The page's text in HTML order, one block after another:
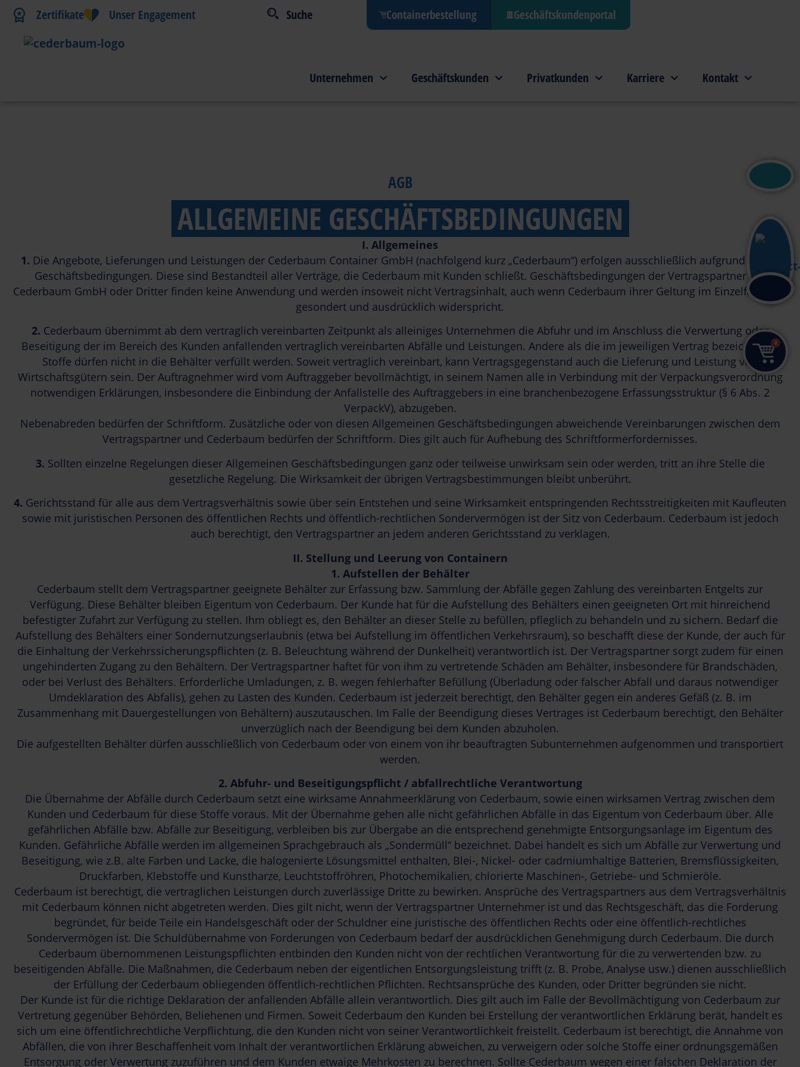
Zertifikate Unser Engagement Containerbestellung Geschäftskundenportal
Unternehmen Geschäftskunden Privatkunden Karriere Kontakt
0
AGB
ALLGEMEINE GESCHÄFTSBEDINGUNGEN
I. Allgemeines
1. Die Angebote, Lieferungen und Leistungen der Cederbaum Container GmbH (nachfolgend kurz „Cederbaum“) erfolgen ausschließlich aufgrund dieser
Geschäftsbedingungen. Diese sind Bestandteil aller Verträge, die Cederbaum mit Kunden schließt. Geschäftsbedingungen der Vertragspartner der
Cederbaum GmbH oder Dritter finden keine Anwendung und werden insoweit nicht Vertragsinhalt, auch wenn Cederbaum ihrer Geltung im Einzelfall nicht
gesondert und ausdrücklich widerspricht.
2. Cederbaum übernimmt ab dem vertraglich vereinbarten Zeitpunkt als alleiniges Unternehmen die Abfuhr und im Anschluss die Verwertung oder
Beseitigung der im Bereich des Kunden anfallenden vertraglich vereinbarten Abfälle und Leistungen. Andere als die im jeweiligen Vertrag bezeichneten
Stoffe dürfen nicht in die Behälter verfüllt werden. Soweit vertraglich vereinbart, kann Vertragsgegenstand auch die Lieferung und Leistung von
Wirtschaftsgütern sein. Der Auftragnehmer wird vom Auftraggeber bevollmächtigt, in seinem Namen alle in Verbindung mit der Verpackungsverordnung
notwendigen Erklärungen, insbesondere die Einbindung der Anfallstelle des Auftraggebers in eine branchenbezogene Erfassungsstruktur (§ 6 Abs. 2
VerpackV), abzugeben.
Nebenabreden bedürfen der Schriftform. Zusätzliche oder von diesen Allgemeinen Geschäftsbedingungen abweichende Vereinbarungen zwischen dem
Vertragspartner und Cederbaum bedürfen der Schriftform. Dies gilt auch für Aufhebung des Schriftformerfordernisses.
3. Sollten einzelne Regelungen dieser Allgemeinen Geschäftsbedingungen ganz oder teilweise unwirksam sein oder werden, tritt an ihre Stelle die
gesetzliche Regelung. Die Wirksamkeit der übrigen Vertragsbestimmungen bleibt unberührt.
4. Gerichtsstand für alle aus dem Vertragsverhältnis sowie über sein Entstehen und seine Wirksamkeit entspringenden Rechtsstreitigkeiten mit Kaufleuten
sowie mit juristischen Personen des öffentlichen Rechts und öffentlich-rechtlichen Sondervermögen ist der Sitz von Cederbaum. Cederbaum ist jedoch
auch berechtigt, den Vertragspartner an jedem anderen Gerichtsstand zu verklagen.
II. Stellung und Leerung von Containern
1. Aufstellen der Behälter
Cederbaum stellt dem Vertragspartner geeignete Behälter zur Erfassung bzw. Sammlung der Abfälle gegen Zahlung des vereinbarten Entgelts zur
Verfügung. Diese Behälter bleiben Eigentum von Cederbaum. Der Kunde hat für die Aufstellung des Behälters einen geeigneten Ort mit hinreichend
befestigter Zufahrt zur Verfügung zu stellen. Ihm obliegt es, den Behälter an dieser Stelle zu befüllen, pfleglich zu behandeln und zu sichern. Bedarf die
Aufstellung des Behälters einer Sondernutzungserlaubnis (etwa bei Aufstellung im öffentlichen Verkehrsraum), so beschafft diese der Kunde, der auch für
die Einhaltung der Verkehrssicherungspflichten (z. B. Beleuchtung während der Dunkelheit) verantwortlich ist. Der Vertragspartner sorgt zudem für einen
ungehinderten Zugang zu den Behältern. Der Vertragspartner haftet für von ihm zu vertretende Schäden am Behälter, insbesondere für Brandschäden,
oder bei Verlust des Behälters. Erforderliche Umladungen, z. B. wegen fehlerhafter Befüllung (Überladung oder falscher Abfall und daraus notwendiger
Umdeklaration des Abfalls), gehen zu Lasten des Kunden. Cederbaum ist jederzeit berechtigt, den Behälter gegen ein anderes Gefäß (z. B. im
Zusammenhang mit Dauergestellungen von Behältern) auszutauschen. Im Falle der Beendigung dieses Vertrages ist Cederbaum berechtigt, den Behälter
unverzüglich nach der Beendigung bei dem Kunden abzuholen.
Die aufgestellten Behälter dürfen ausschließlich von Cederbaum oder von einem von ihr beauftragten Subunternehmen aufgenommen und transportiert
werden.
2. Abfuhr- und Beseitigungspflicht / abfallrechtliche Verantwortung
Die Übernahme der Abfälle durch Cederbaum setzt eine wirksame Annahmeerklärung von Cederbaum, sowie einen wirksamen Vertrag zwischen dem
Kunden und Cederbaum für diese Stoffe voraus. Mit der Übernahme gehen alle nicht gefährlichen Abfälle in das Eigentum von Cederbaum über. Alle
gefährlichen Abfälle bzw. Abfälle zur Beseitigung, verbleiben bis zur Übergabe an die entsprechend genehmigte Entsorgungsanlage im Eigentum des
Kunden. Gefährliche Abfälle werden im allgemeinen Sprachgebrauch als „Sondermüll“ bezeichnet. Dabei handelt es sich um Abfälle zur Verwertung und
Beseitigung, wie z.B. alte Farben und Lacke, die halogenierte Lösungsmittel enthalten, Blei-, Nickel- oder cadmiumhaltige Batterien, Bremsflüssigkeiten,
Druckfarben, Klebstoffe und Kunstharze, Leuchtstoffröhren, Photochemikalien, chlorierte Maschinen-, Getriebe- und Schmieröle.
Cederbaum ist berechtigt, die vertraglichen Leistungen durch zuverlässige Dritte zu bewirken. Ansprüche des Vertragspartners aus dem Vertragsverhältnis
mit Cederbaum können nicht abgetreten werden. Dies gilt nicht, wenn der Vertragspartner Unternehmer ist und das Rechtsgeschäft, das die Forderung
begründet, für beide Teile ein Handelsgeschäft oder der Schuldner eine juristische des öffentlichen Rechts oder eine öffentlich-rechtliches
Sondervermögen ist. Die Schuldübernahme von Forderungen von Cederbaum bedarf der ausdrücklichen Genehmigung durch Cederbaum. Die durch
Cederbaum übernommenen Leistungspflichten entbinden den Kunden nicht von der rechtlichen Verantwortung für die zu verwertenden bzw. zu
beseitigenden Abfälle. Die Maßnahmen, die Cederbaum neben der eigentlichen Entsorgungsleistung trifft (z. B. Probe, Analyse usw.) dienen ausschließlich
der Erfüllung der Cederbaum obliegenden öffentlich-rechtlichen Pflichten. Rechtsansprüche des Kunden, oder Dritter begründen sie nicht.
Der Kunde ist für die richtige Deklaration der anfallenden Abfälle allein verantwortlich. Dies gilt auch im Falle der Bevollmächtigung von Cederbaum zur
Vertretung gegenüber Behörden, Beliehenen und Firmen. Soweit Cederbaum den Kunden bei Erstellung der verantwortlichen Erklärung berät, handelt es
sich um eine öffentlichrechtliche Verpflichtung, die den Kunden nicht von seiner Verantwortlichkeit freistellt. Cederbaum ist berechtigt, die Annahme von
Abfällen, die von ihrer Beschaffenheit vom Inhalt der verantwortlichen Erklärung abweichen, zu verweigern oder solche Stoffe einer ordnungsgemäßen
Entsorgung oder Verwertung zuzuführen und dem Kunden etwaige Mehrkosten zu berechnen. Sollte Cederbaum wegen einer falschen Deklaration der